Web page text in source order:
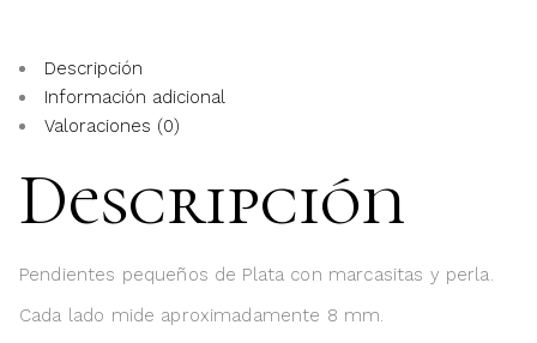
Descripción
Información adicional
Valoraciones (0)
Descripción
Pendientes pequeños de Plata con marcasitas y perla.
Cada lado mide aproximadamente 8 mm.